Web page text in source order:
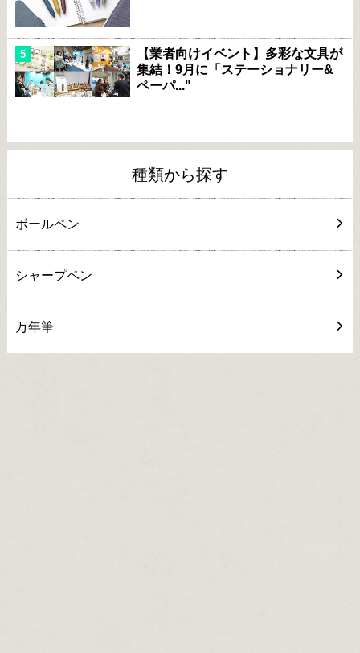
【業者向けイベント】多彩な文具が
集結！9月に「ステーショナリー&
ペーパ..."
種類から探す
ボールペン
シャープペン
万年筆